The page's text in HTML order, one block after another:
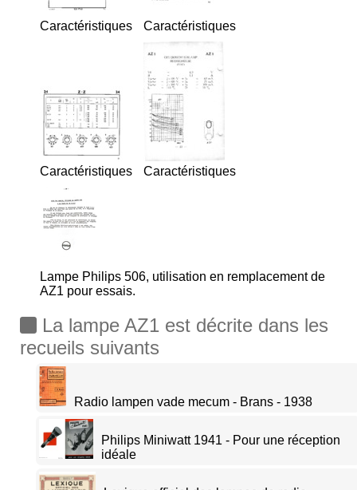
Caractéristiques Caractéristiques
Caractéristiques Caractéristiques
Lampe Philips 506, utilisation en remplacement de
AZ1 pour essais.
La lampe AZ1 est décrite dans les
recueils suivants
Radio lampen vade mecum - Brans - 1938
Philips Miniwatt 1941 - Pour une réception
idéale